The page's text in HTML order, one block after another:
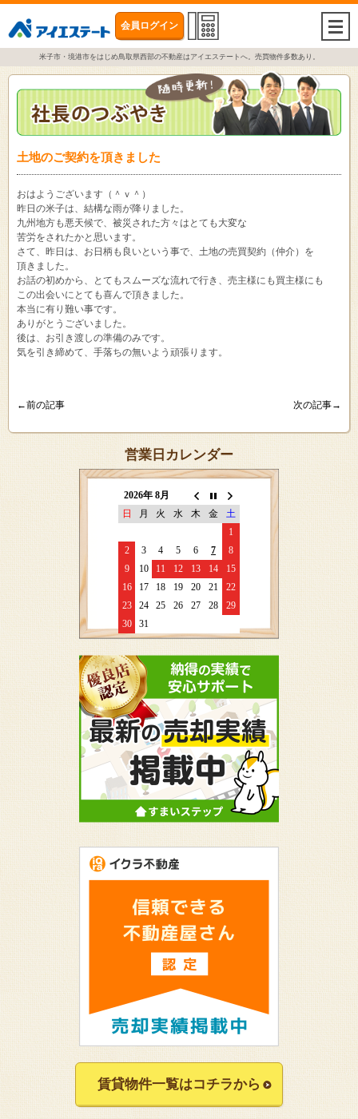
会員ログイン
米子市・境港市をはじめ鳥取県西部の不動産はアイエステートへ。売買物件多数あり。
土地のご契約を頂きました
おはようございます（＾ｖ＾）
昨日の米子は、結構な雨が降りました。
九州地方も悪天候で、被災された方々はとても大変な
苦労をされたかと思います。
さて、昨日は、お日柄も良いという事で、土地の売買契約（仲介）を
頂きました。
お話の初めから、とてもスムーズな流れで行き、売主様にも買主様にも
この出会いにとても喜んで頂きました。
本当に有り難い事です。
ありがとうございました。
後は、お引き渡しの準備のみです。
気を引き締めて、手落ちの無いよう頑張ります。
←前の記事 次の記事→
営業日カレンダー
2026年 8月
日
月 火 水 木 金
土
1
2
3 4 5 6 7
8
9
10 11 12 13 14
15
16
17 18 19 20 21
22
23
24 25 26 27 28
29
30
31
賃貸物件一覧はコチラから